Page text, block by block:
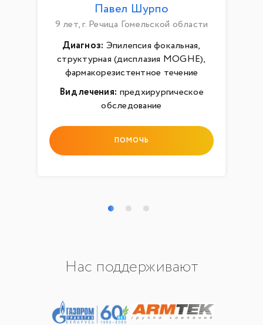
Павел Шурпо
9 лет, г. Речица Гомельской области
Диагноз: Эпилепсия фокальная,
структурная (дисплазия MOGHE),
фармакорезистентное течение
Вид лечения: предхирургическое
обследование
ПОМОЧЬ
Нас поддерживают